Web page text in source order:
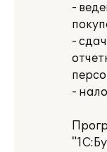
-
-
-